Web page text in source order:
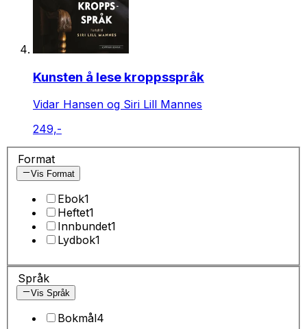
Kunsten å lese kroppsspråk
Vidar Hansen og Siri Lill Mannes
249,-
Format
Vis Format
Ebok1
Heftet1
Innbundet1
Lydbok1
Språk
Vis Språk
Bokmål4